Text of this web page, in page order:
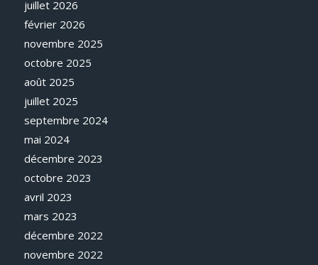
juillet 2026
février 2026
novembre 2025
octobre 2025
août 2025
juillet 2025
septembre 2024
mai 2024
décembre 2023
octobre 2023
avril 2023
mars 2023
décembre 2022
novembre 2022